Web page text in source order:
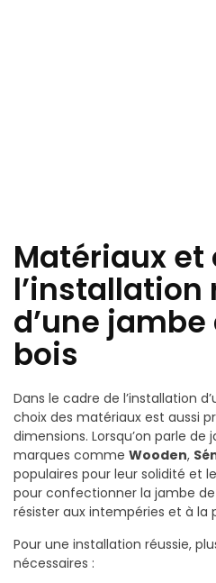
Matériaux
l’installation
d’une
bois
Dans le cadre de l’installation
choix des matériaux est aussi
dimensions. Lorsqu’on parle
marques comme Wooden,
populaires pour leur solidité et
pour confectionner la jambe
résister aux intempéries et à la
Pour une installation réussie,
nécessaires :